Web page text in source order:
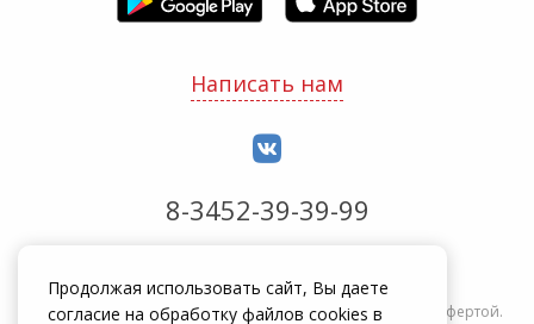
Написать нам
8-3452-39-39-99
Информация на сайте zakrepi.ru не является публичной офертой.
Продолжая использовать сайт, Вы даете
согласие на обработку файлов cookies в